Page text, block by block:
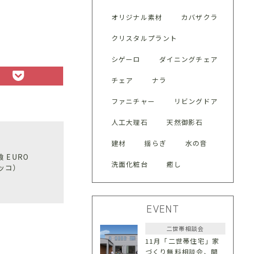
）
オリジナル素材 カバザクラ
クリスタルプラント
シゲーロ ダイニングチェア
チェア ナラ
ファニチャー リビングドア
人工大理石 天然御影石
建材 揺らぎ 水の音
洗面化粧台 癒し
EVENT
二世帯相談会
11月「二世帯住宅」家
づくり無料相談会、開